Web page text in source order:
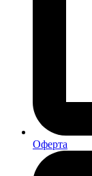
Оферта